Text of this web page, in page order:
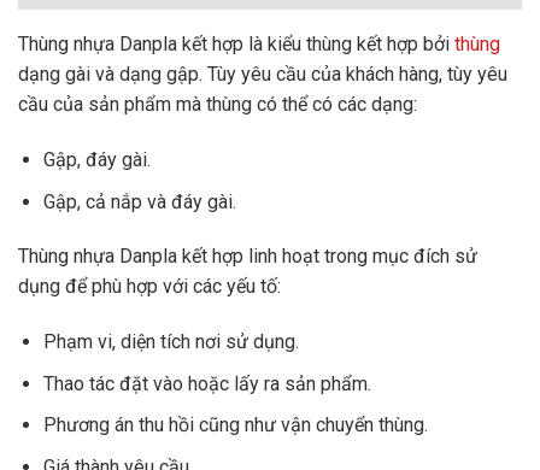
Thùng nhựa Danpla kết hợp là kiểu thùng kết hợp bởi thùng
dạng gài và dạng gập. Tùy yêu cầu của khách hàng, tùy yêu
cầu của sản phẩm mà thùng có thể có các dạng:
Gập, đáy gài.
Gập, cả nắp và đáy gài.
Thùng nhựa Danpla kết hợp linh hoạt trong mục đích sử
dụng để phù hợp với các yếu tố:
Phạm vi, diện tích nơi sử dụng.
Thao tác đặt vào hoặc lấy ra sản phẩm.
Phương án thu hồi cũng như vận chuyển thùng.